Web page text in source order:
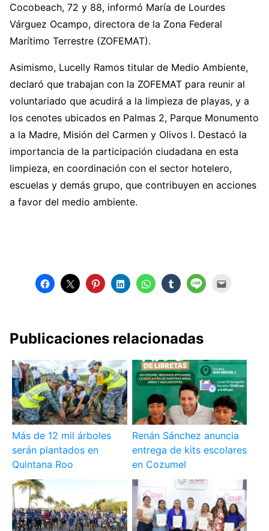
Cocobeach, 72 y 88, informó María de Lourdes
Várguez Ocampo, directora de la Zona Federal
Marítimo Terrestre (ZOFEMAT).
Asimismo, Lucelly Ramos titular de Medio Ambiente,
declaró que trabajan con la ZOFEMAT para reunir al
voluntariado que acudirá a la limpieza de playas, y a
los cenotes ubicados en Palmas 2, Parque Monumento
a la Madre, Misión del Carmen y Olivos I. Destacó la
importancia de la participación ciudadana en esta
limpieza, en coordinación con el sector hotelero,
escuelas y demás grupo, que contribuyen en acciones
a favor del medio ambiente.
Publicaciones relacionadas
Más de 12 mil árboles
serán plantados en
Quintana Roo
Renán Sánchez anuncia
entrega de kits escolares
en Cozumel